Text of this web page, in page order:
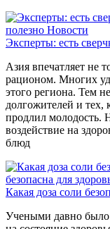
полезно Новости
Эксперты: есть
Азия впечатляет не
рационом. Многих
этого региона. Тем
долгожителей и тех,
продлил молодость.
воздействие на
блюд
безопасна для
Какая доза соли
Учеными давно было